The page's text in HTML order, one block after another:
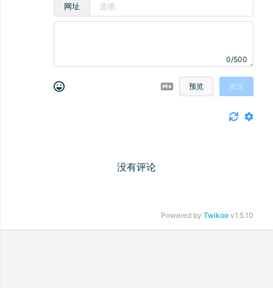
网址
0/500
预览 发送
没有评论
Powered by Twikoo v1.5.10